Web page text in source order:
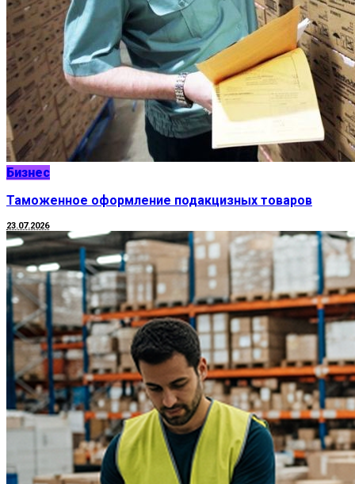
Бизнес
Таможенное оформление подакцизных товаров
23.07.2026